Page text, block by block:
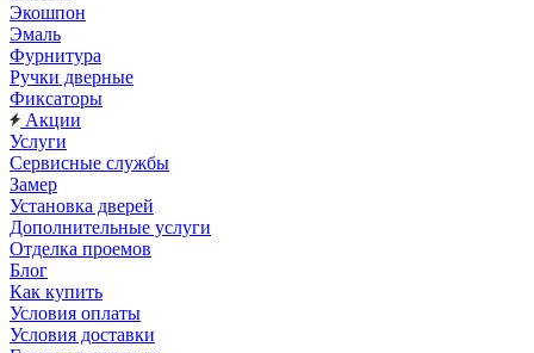
Экошпон
Эмаль
Фурнитура
Ручки дверные
Фиксаторы
Акции
Услуги
Сервисные службы
Замер
Установка дверей
Дополнительные услуги
Отделка проемов
Блог
Как купить
Условия оплаты
Условия доставки